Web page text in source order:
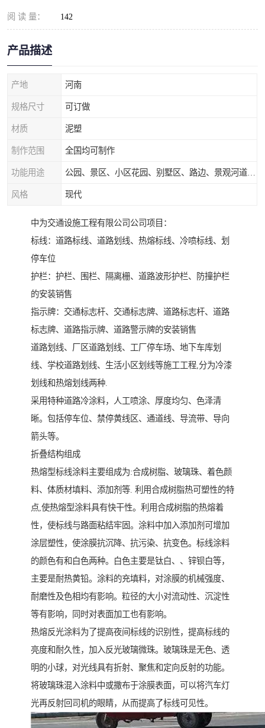
阅 读 量： 142
产品描述
产地 河南
规格尺寸 可订做
材质 泥塑
制作范围 全国均可制作
功能用途
风格 现代
中为交通设施工程有限公司公司项目：
标线：道路标线、道路划线、热熔标线、冷喷标线、划
停车位
护栏：护栏、围栏、隔离栅、道路波形护栏、防撞护栏
的安装销售
指示牌：交通标志杆、交通标志牌、道路标志杆、道路
标志牌、道路指示牌、道路警示牌的安装销售
道路划线、厂区道路划线、工厂停车场、地下车库划
线、学校道路划线、生活小区划线等施工工程,分为冷漆
划线和热熔划线两种.
采用特种道路冷涂料，人工喷涂、厚度均匀、色泽清
晰。包括停车位、禁停黄线区、通道线、导流带、导向
箭头等。
折叠结构组成
热熔型标线涂料主要组成为:合成树脂、玻璃珠、着色颜
料、体质材填料、添加剂等. 利用合成树脂热可塑性的特
点,使热熔型涂料具有快干性。利用合成树脂的热熔着
性，使标线与路面粘结牢固。涂料中加入添加剂可增加
涂层塑性，使涂膜抗沉降、抗污染、抗变色。标线涂料
的颜色有和白色两种。白色主要是钛白、、锌钡白等，
主要是耐热黄铅。涂料的充填料，对涂膜的机械强度、
耐磨性及色相均有影响。粒径的大小对流动性、沉淀性
等有影响，同时对表面加工也有影响。
热熔反光涂料为了提高夜间标线的识别性，提高标线的
亮度和耐久性，加入反光玻璃微珠。玻璃珠是无色、透
明的小球，对光线具有折射、聚焦和定向反射的功能。
将玻璃珠混入涂料中或撒布于涂膜表面，可以将汽车灯
光再反射回司机的眼睛，从而提高了标线可见性。